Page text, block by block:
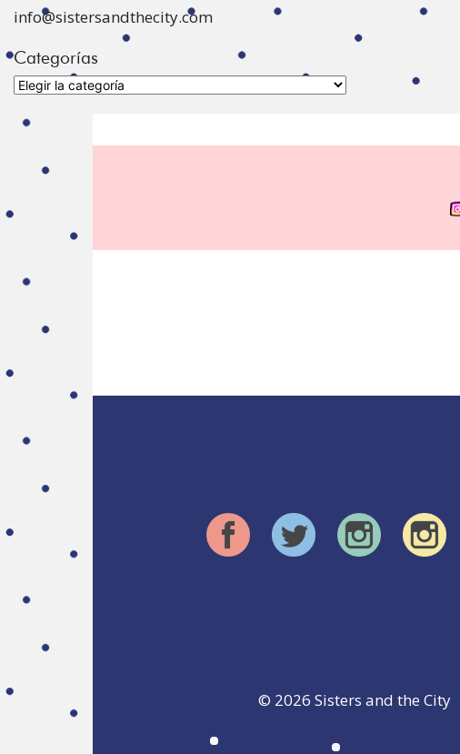
info@sistersandthecity.com
Categorías
Categorías
© 2026 Sisters and the City